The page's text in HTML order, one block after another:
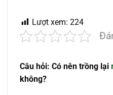
Lượt xem: 224
Câu hỏi: Có nên trồng lại
không?